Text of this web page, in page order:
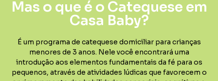
Mas o que é o Catequese em
Casa Baby?
É um programa de catequese domiciliar para crianças
menores de 3 anos. Nele você encontrará uma
introdução aos elementos fundamentais da fé para os
pequenos, através de atividades lúdicas que favorecem o